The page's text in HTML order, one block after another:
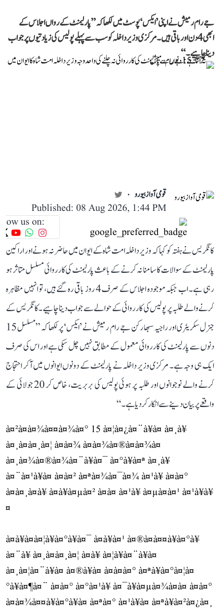
جے رام رمیش نے اپنی ’ایکس‘ پوسٹ میں لکھا کہ ’’پارلیمنٹ کے رواں اجلاس کے
ابھی 4 دن اور باقی ہیں۔ مرکزی وزیر داخلہ کو سب سے پہلے پولیس کی زیادتیوں پر جواب
دینا چاہیے۔‘‘
قومی آواز بیورو
Published: 08 Aug 2026, 1:44 PM
us on:
کانگریس نے ہفتہ کو کہا کہ وزیر داخلہ امت شاہ کے ایوان میں حاضر نہ ہونے اور اراکین
پارلیمنٹ کے سوالات کا سامنا نہ کرنے کے باعث پارلیمنٹ کی کارروائی مسلسل متاثر ہو
رہی ہے۔ اب جبکہ موجودہ اجلاس کے صرف 4 روز باقی رہ گئے ہیں، تو انہیں مظاہرہ
کرنے والے طلبہ پر پولیس کی کارروائی کے حوالے سے جواب دینا چاہیے۔ کانگریس کے
جنرل سکریٹری اور راجیہ سبھا رکن جے رام رمیش نے ’ایکس‘ پر لکھا کہ ’’مسلسل 15
دنوں سے پارلیمنٹ کی کارروائی معمول کے مطابق نہیں چل سکی ہے اور اس کی صرف
ایک ہی وجہ ہے۔ مرکزی وزیر داخلہ نے پارلیمنٹ کے دونوں ایوانوں میں آکر احتجاج
کرنے والے نوجوانوں اور طلبہ پر ہوئی پولیس کی بربریت، خاص کر 20 جولائی کے
واقعے پر بیان دینے سے انکار کر دیا ہے۔‘‘
à¤²à¤à¤¾à¤¤à¤¾à¤° 15 à¤¦à¤¿à¤¨à¥à¤ à¤¸à¥
à¤¸à¤à¤¸à¤¦ à¤à¤¾ à¤à¤¾à¤®à¤à¤¾à¤
à¤¸à¤¾à¤®à¤¾à¤¨à¥à¤¯ à¤°à¥à¤ª à¤¸à¥
à¤¨à¤¹à¥à¤ à¤à¤² à¤ªà¤¾à¤¯à¤¾ à¤¹à¥ à¤à¤°
à¤à¤¸à¤à¥ à¤à¥à¤µà¤² à¤à¤ à¤¹à¥ à¤µà¤à¤¹ à¤¹à¥à¥
¤
à¤à¥à¤à¤¦à¥à¤°à¥à¤¯ à¤à¥à¤¹ à¤®à¤à¤¤à¥à¤°à¥
à¤¨à¥ à¤¸à¤à¤¸à¤¦ à¤à¥ à¤¦à¥à¤¨à¥à¤
à¤¸à¤¦à¤¨à¥à¤ à¤®à¥à¤ à¤à¤à¤° à¤ªà¥à¤°à¤¦à¤
°à¥à¤¶à¤¨ à¤à¤° à¤°à¤¹à¥ à¤¯à¥à¤µà¤¾à¤à¤ à¤à¤°
à¤à¤¾à¤¤à¥à¤°à¥à¤ à¤ªà¤° à¤¹à¥à¤ à¤ªà¥à¤²à¤¿à¤¸